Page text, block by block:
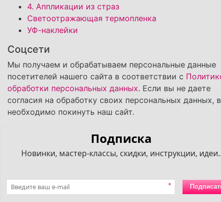
4. Аппликации из страз
Светоотражающая термопленка
УФ-наклейки
Соцсети
Мы получаем и обрабатываем персональные данные
посетителей нашего сайта в соответствии с
обработки персональных данных. Если вы не даете
согласия на обработку своих персональных данных,
необходимо покинуть наш сайт.
Подписка
Новинки, мастер-классы, скидки, инструкции,
*